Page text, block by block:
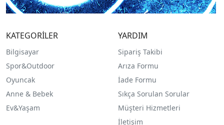
KATEGORİLER
Bilgisayar
Spor&Outdoor
Oyuncak
Anne & Bebek
Ev&Yaşam
YARDIM
Sipariş Takibi
Arıza Formu
İade Formu
Sıkça Sorulan Sorular
Müşteri Hizmetleri
İletişim